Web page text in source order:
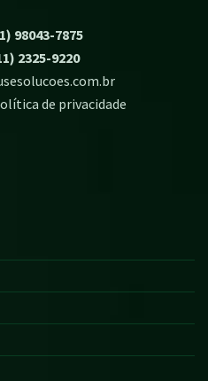
98043-7875
2325-9220
de privacidade